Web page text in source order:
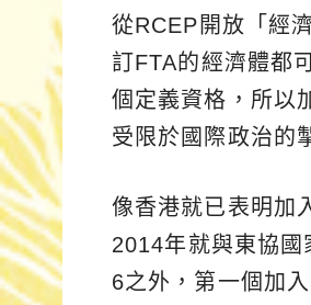
從RCEP開放「經
訂FTA的經濟體都
個定義資格，所以
受限於國際政治的
像香港就已表明加
2014年就與東協國
6之外，第一個加